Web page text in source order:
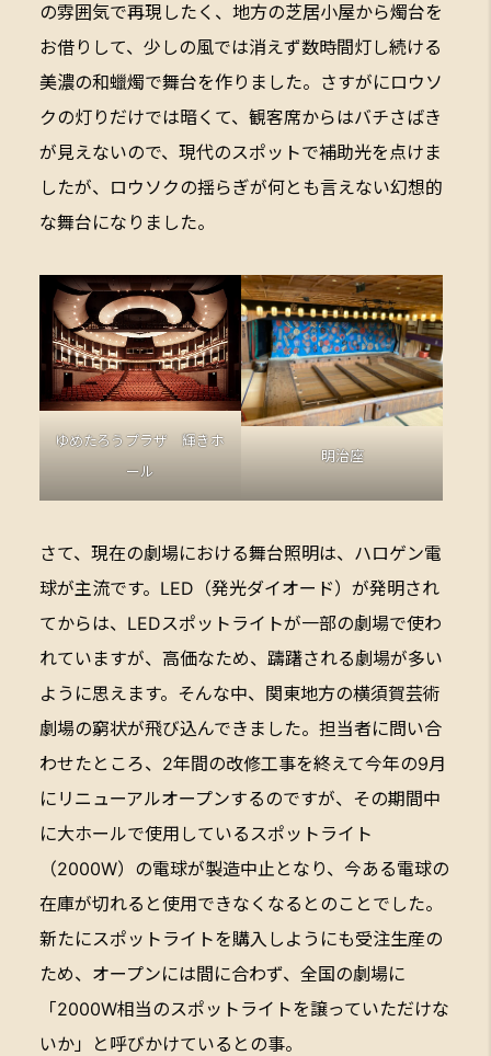
の雰囲気で再現したく、地方の芝居小屋から燭台を
お借りして、少しの風では消えず数時間灯し続ける
美濃の和蠟燭で舞台を作りました。さすがにロウソ
クの灯りだけでは暗くて、観客席からはバチさばき
が見えないので、現代のスポットで補助光を点けま
したが、ロウソクの揺らぎが何とも言えない幻想的
な舞台になりました。
ゆめたろうプラザ 輝きホ
ール
明治座
さて、現在の劇場における舞台照明は、ハロゲン電
球が主流です。LED（発光ダイオード）が発明され
てからは、LEDスポットライトが一部の劇場で使わ
れていますが、高価なため、躊躇される劇場が多い
ように思えます。そんな中、関東地方の横須賀芸術
劇場の窮状が飛び込んできました。担当者に問い合
わせたところ、2年間の改修工事を終えて今年の9月
にリニューアルオープンするのですが、その期間中
に大ホールで使用しているスポットライト
（2000W）の電球が製造中止となり、今ある電球の
在庫が切れると使用できなくなるとのことでした。
新たにスポットライトを購入しようにも受注生産の
ため、オープンには間に合わず、全国の劇場に
「2000W相当のスポットライトを譲っていただけな
いか」と呼びかけているとの事。